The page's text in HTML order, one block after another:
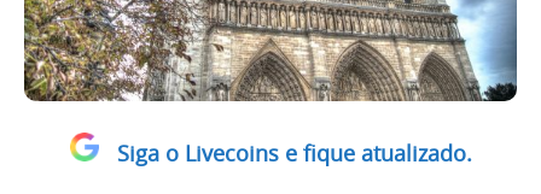
Siga o Livecoins e fique atualizado.